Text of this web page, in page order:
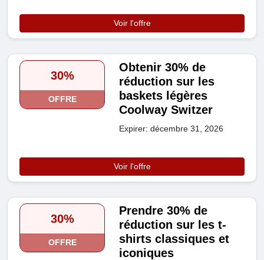
Voir l'offre
30%
OFFRE
Obtenir 30% de
réduction sur les
baskets légères
Coolway Switzer
Expirer: décembre 31, 2026
Voir l'offre
30%
OFFRE
Prendre 30% de
réduction sur les t-
shirts classiques et
iconiques